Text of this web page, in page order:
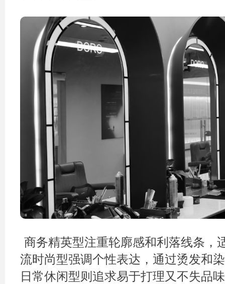
商务精英型注重轮廓感和利落线条，
流时尚型强调个性表达，通过烫发和
日常休闲型则追求易于打理又不失品